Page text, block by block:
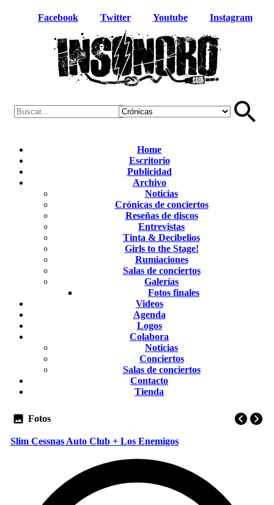
Facebook Twitter Youtube Instagram
Home
Escritorio
Publicidad
Archivo
Noticias
Crónicas de conciertos
Reseñas de discos
Entrevistas
Tinta & Decibelios
Girls to the Stage!
Rumiaciones
Salas de conciertos
Galerías
Fotos finales
Videos
Agenda
Logos
Colabora
Noticias
Conciertos
Salas de conciertos
Contacto
Tienda
Fotos
Slim Cessnas Auto Club + Los Enemigos